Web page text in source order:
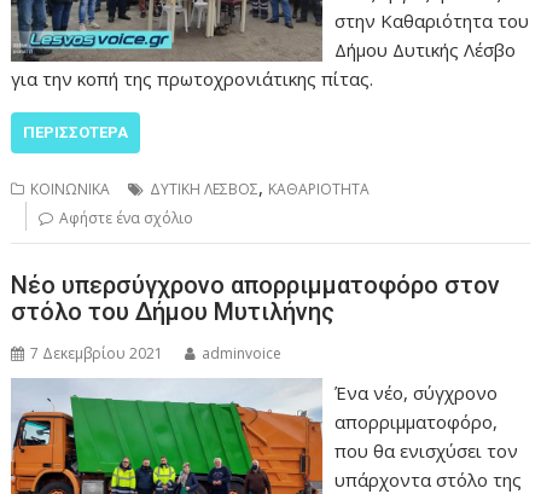
στην Καθαριότητα του
Δήμου Δυτικής Λέσβο
για την κοπή της πρωτοχρονιάτικης πίτας.
ΠΕΡΙΣΣΌΤΕΡΑ
ΚΟΙΝΩΝΙΚΑ ΔΥΤΙΚΗ ΛΕΣΒΟΣ, ΚΑΘΑΡΙΟΤΗΤΑ
Αφήστε ένα σχόλιο
Νέο υπερσύγχρονο απορριμματοφόρο στον
στόλο του Δήμου Μυτιλήνης
7 Δεκεμβρίου 2021 adminvoice
Ένα νέο, σύγχρονο
απορριμματοφόρο,
που θα ενισχύσει τον
υπάρχοντα στόλο της